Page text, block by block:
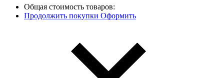
Общая стоимость товаров:
Продолжить покупки Оформить